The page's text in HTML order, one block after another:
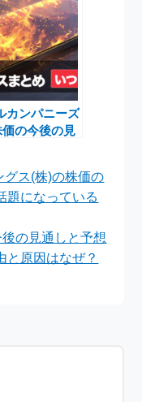
なぜ？
カンパニーズ
の今後の見
なぜ？
グス(株)の株価の
題になっている
の見通しと予想
と原因はなぜ？